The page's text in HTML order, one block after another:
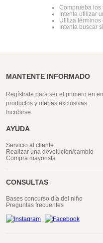
Comprueba los
Intenta utilizar
Utiliza
Intenta buscar
MANTENTE INFORMADO
Regístrate para ser el primero en
productos y ofertas exclusivas.
Incribirse
AYUDA
Servicio al cliente
Realizar una devolución/cambio
Compra mayorista
CONSULTAS
Bases concurso día del niño
Preguntas frecuentes